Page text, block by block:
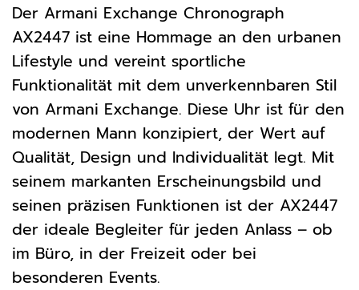
Der Armani Exchange Chronograph
AX2447 ist eine Hommage an den urbanen
Lifestyle und vereint sportliche
Funktionalität mit dem unverkennbaren Stil
von Armani Exchange. Diese Uhr ist für den
modernen Mann konzipiert, der Wert auf
Qualität, Design und Individualität legt. Mit
seinem markanten Erscheinungsbild und
seinen präzisen Funktionen ist der AX2447
der ideale Begleiter für jeden Anlass – ob
im Büro, in der Freizeit oder bei
besonderen Events.